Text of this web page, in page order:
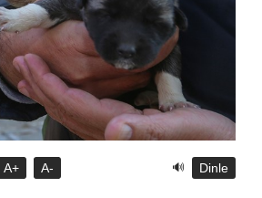
A+ A- 🔊 Dinle